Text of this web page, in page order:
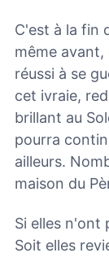
C'est à la fin
même avant,
réussi à se
cet ivraie,
brillant au
pourra
ailleurs.
maison du
Si elles n'ont
Soit elles